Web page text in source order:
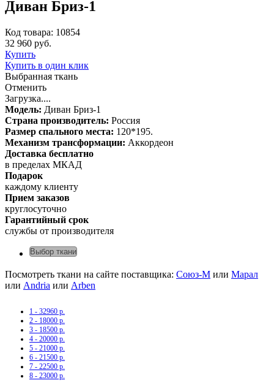
Диван Бриз-1
Код товара: 10854
32 960 руб.
Купить
Купить в один клик
Выбранная ткань
Отменить
Загрузка....
Модель: Диван Бриз-1
Страна производитель: Россия
Размер спального места: 120*195.
Механизм трансформации: Аккордеон
Доставка бесплатно
в пределах МКАД
Подарок
каждому клиенту
Прием заказов
круглосуточно
Гарантийный срок
службы от производителя
Выбор ткани
Посмотреть ткани на сайте поставщика: Союз-М или Марал
или Andria или Arben
1 - 32960 р.
2 - 18000 р.
3 - 18500 р.
4 - 20000 р.
5 - 21000 р.
6 - 21500 р.
7 - 22500 р.
8 - 23000 р.